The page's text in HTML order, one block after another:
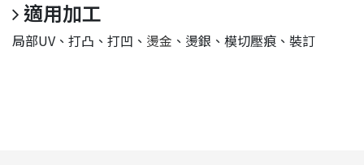
適用加工
局部UV、打凸、打凹、 燙金 、燙銀、模切壓痕、裝訂